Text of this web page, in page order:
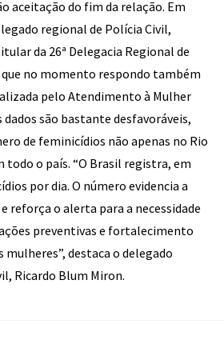
aceitação do fim da relação. Em
regional de Polícia Civil,
da 26ª Delegacia Regional de
que no momento respondo também
pelo Atendimento à Mulher
são bastante desfavoráveis,
de feminicídios não apenas no Rio
todo o país. “O Brasil registra, em
por dia. O número evidencia a
reforça o alerta para a necessidade
preventivas e fortalecimento
mulheres”, destaca o delegado
Ricardo Blum Miron.